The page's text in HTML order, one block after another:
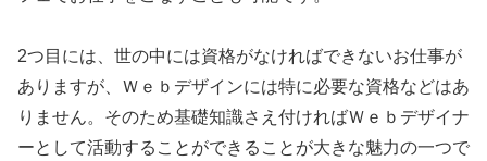
2つ目には、世の中には資格がなければできないお仕事が
ありますが、Ｗｅｂデザインには特に必要な資格などはあ
りません。そのため基礎知識さえ付ければＷｅｂデザイナ
ーとして活動することができることが大きな魅力の一つで